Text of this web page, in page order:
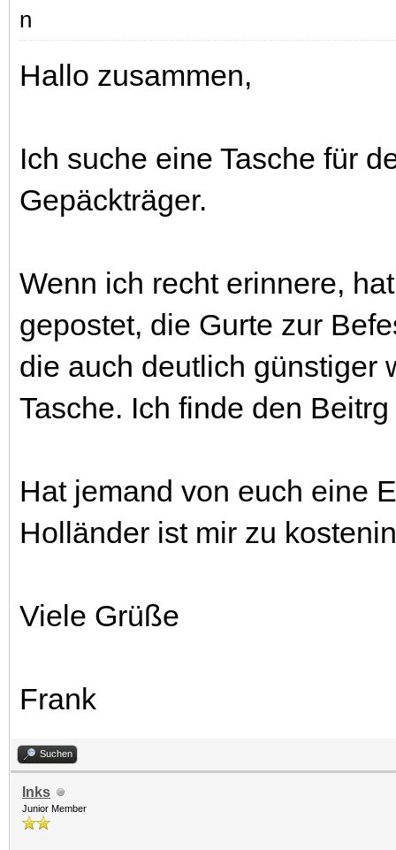
Hallo zusammen,
Ich suche eine Tasche für
Gepäckträger.
Wenn ich recht erinnere,
gepostet, die Gurte zur
die auch deutlich günstiger
Tasche. Ich finde den
Hat jemand von euch eine
Holländer ist mir zu
Viele Grüße
Frank
Suchen
Inks
Junior Member